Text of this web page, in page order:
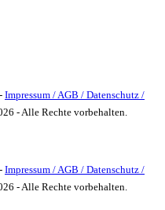
Impressum / AGB / Datenschutz /
- Alle Rechte vorbehalten.
Impressum / AGB / Datenschutz /
- Alle Rechte vorbehalten.